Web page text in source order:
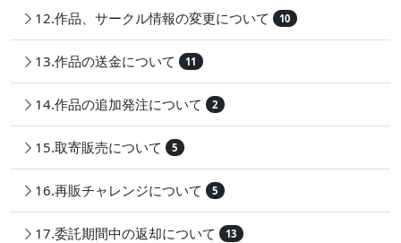
12.作品、サークル情報の変更について 10
13.作品の送金について 11
14.作品の追加発注について 2
15.取寄販売について 5
16.再販チャレンジについて 5
17.委託期間中の返却について 13